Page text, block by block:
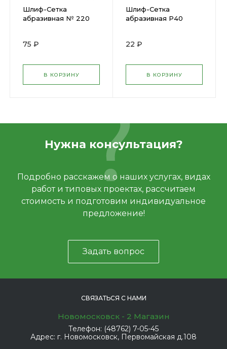
Шлиф-Сетка
абразивная № 220
35550-220
75 ₽
В КОРЗИНУ
Шлиф-Сетка
абразивная Р40
22 ₽
В КОРЗИНУ
Нужна консультация?
Подробно расскажем о наших услугах, видах
работ и типовых проектах, рассчитаем
стоимость и подготовим индивидуальное
предложение!
Задать вопрос
СВЯЗАТЬСЯ С НАМИ
Новомосковск - 2 Магазин
Телефон: (48762) 7-05-45
Адрес: г. Новомосковск, Первомайская д.108